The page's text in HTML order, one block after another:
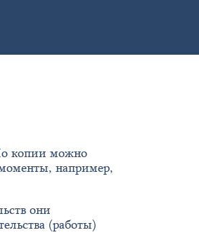
копии можно
например,
они
(работы)